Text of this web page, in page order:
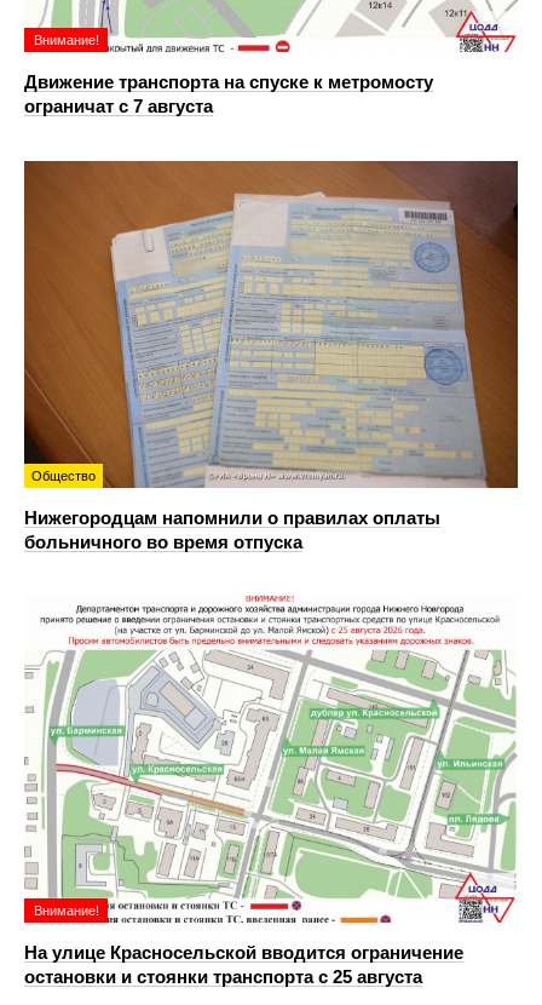
Внимание!
Движение транспорта на спуске к метромосту
ограничат с 7 августа
Общество
Нижегородцам напомнили о правилах оплаты
больничного во время отпуска
Внимание!
На улице Красносельской вводится ограничение
остановки и стоянки транспорта с 25 августа